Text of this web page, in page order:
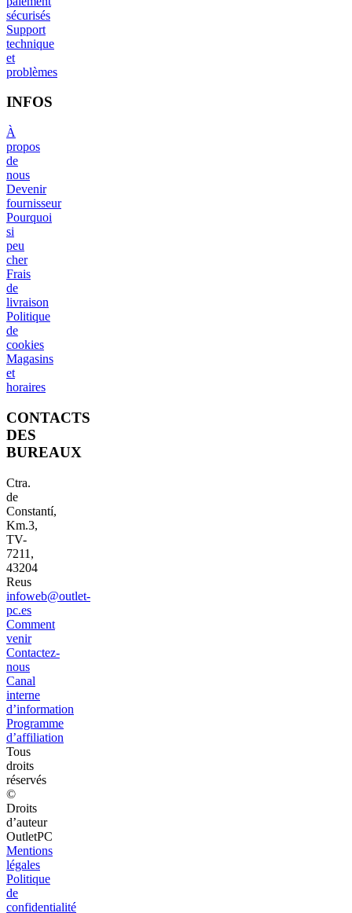
sécurisés
Support
technique
et
problèmes
INFOS
À
propos
de
nous
Devenir
fournisseur
Pourquoi
si
peu
cher
Frais
de
livraison
Politique
de
cookies
Magasins
et
horaires
CONTACTS
DES
BUREAUX
Ctra.
de
Constantí,
Km.3,
TV-
7211,
43204
Reus
infoweb@outlet-
pc.es
Comment
venir
Contactez-
nous
Canal
interne
d’information
Programme
d’affiliation
Tous
droits
réservés
©
Droits
d’auteur
OutletPC
Mentions
légales
Politique
de
confidentialité